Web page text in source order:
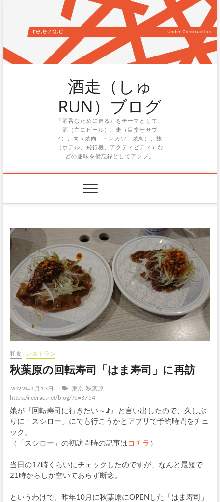
酒走（しゅ
RUN）ブログ
『酒呑むために走る』をテーマとして、
酒（主にビール）、走（目指せサブ
4）、肉（焼肉、トンカツ、焼鳥）、旅
（ホテル、飛行機、アクティビティ）な
どの趣味を備忘録としてアップ。
和食 レストラン
秋葉原の回転寿司「はま寿司」に再訪
2022年1月13日 東京 秋葉原
https://reerac.net/blog/?p=3754
娘が『回転寿司に行きたい～♪』と言い出したので、久しぶ
りに「スシロー」にでも行こうかとアプリで予約時間をチェ
ック。
（「スシロー」の初訪問時の記事はコチラ ）
当日の17時くらいにチェックしたのですが、なんと最短で
21時からしか空いておらず断念。
というわけで、昨年10月に秋葉原にOPENした「はま寿司」